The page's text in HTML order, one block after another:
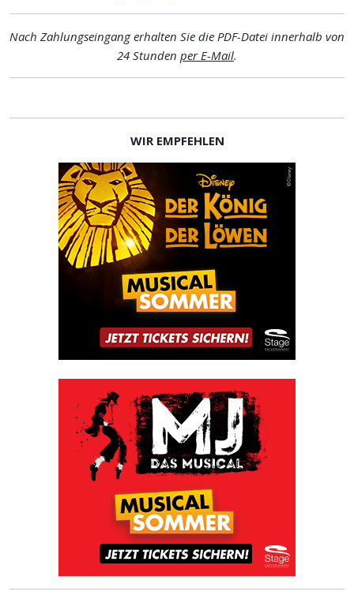
Nach Zahlungseingang erhalten Sie die PDF-Datei innerhalb von
24 Stunden per E-Mail.
WIR EMPFEHLEN